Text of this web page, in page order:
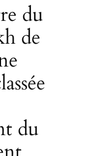
du
de
du